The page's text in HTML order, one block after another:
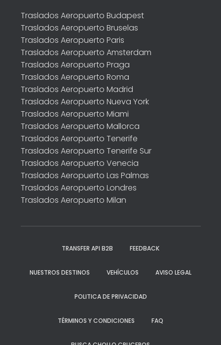
Traslados Aeropuerto Budapest
Traslados Aeropuerto Bruselas
Traslados Aeropuerto Paris
Traslados Aeropuerto Amsterdam
Traslados Aeropuerto Praga
Traslados Aeropuerto Roma
Traslados Aeropuerto Madrid
Traslados Aeropuerto Nueva York
Traslados Aeropuerto Miami
Traslados Aeropuerto Mallorca
Traslados Aeropuerto Tenerife
Traslados Aeropuerto Tenerife Sur
Traslados Aeropuerto Venecia
Traslados Aeropuerto Las Palmas
Traslados Aeropuerto Londres
Traslados Aeropuerto Milan
TRANSFER API B2B FEEDBACK
NUESTROS DESTINOS VEHÍCULOS AVISO LEGAL
POLITICA DE PRIVACIDAD
TÉRMINOS Y CONDICIONES FAQ